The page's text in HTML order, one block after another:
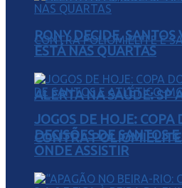
ALERTA NA SAÚDE: SP
CONTRA
RONY DECIDE, SANTOS
ESTÁ NAS QUARTAS
JOGOS DE HOJE: COPA
DECISÕES DE SANTOS
ONDE ASSISTIR